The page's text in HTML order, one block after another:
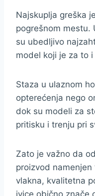
Najskuplja greška
pogrešnom mestu.
su ubedljivo
model koji je za to
Staza u ulaznom
opterećenja nego
dok su modeli za
pritisku i trenju pri
Zato je važno da
proizvod
vlakna, kvalitetna
ivice obično znače